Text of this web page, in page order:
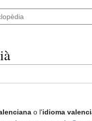
o l'idioma